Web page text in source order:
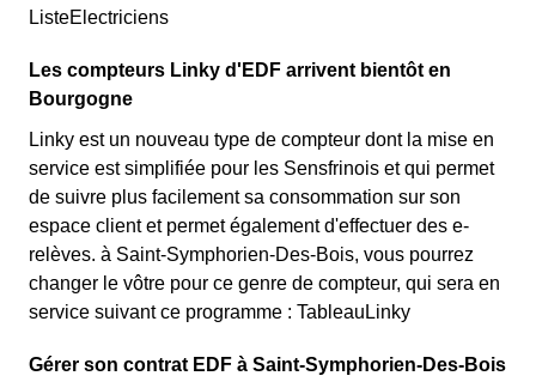
ListeElectriciens
Les compteurs Linky d'EDF arrivent bientôt en
Bourgogne
Linky est un nouveau type de compteur dont la mise en
service est simplifiée pour les Sensfrinois et qui permet
de suivre plus facilement sa consommation sur son
espace client et permet également d'effectuer des e-
relèves. à Saint-Symphorien-Des-Bois, vous pourrez
changer le vôtre pour ce genre de compteur, qui sera en
service suivant ce programme : TableauLinky
Gérer son contrat EDF à Saint-Symphorien-Des-Bois